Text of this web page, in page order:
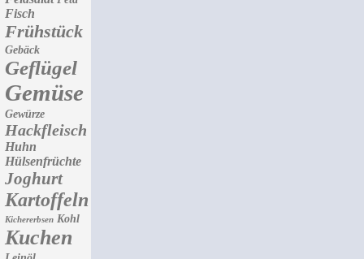
Fisch
Frühstück
Gebäck
Geflügel
Gemüse
Gewürze
Hackfleisch
Huhn
Hülsenfrüchte
Joghurt
Kartoffeln
Kichererbsen Kohl
Kuchen